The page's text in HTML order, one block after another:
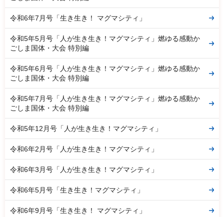
令和6年7月号「生き生き！ マグマシティ」
令和5年5月号「人が生き生き！マグマシティ」燃ゆる感動か
ごしま国体・大会 特別編
令和5年6月号「人が生き生き！マグマシティ」燃ゆる感動か
ごしま国体・大会 特別編
令和5年7月号「人が生き生き！マグマシティ」燃ゆる感動か
ごしま国体・大会 特別編
令和5年12月号「人が生き生き！マグマシティ」
令和6年2月号「人が生き生き！マグマシティ」
令和6年3月号「人が生き生き！マグマシティ」
令和6年5月号「生き生き！マグマシティ」
令和6年9月号「生き生き！ マグマシティ」